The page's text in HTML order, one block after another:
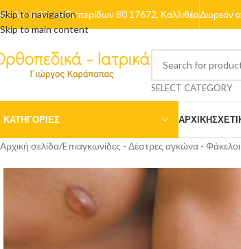
Skip to navigation
Skip to main content
87 και Εσπερίδων 80 17672, ΚαλλιθέαΔωρεάν
SELECT CATEGORY
ΚΑΤΗΓΟΡΙΕΣ ΑΡΧΙΚΉ
Αρχική σελίδα/Eπιαγκωνίδες - Δέστρες αγκώνα -